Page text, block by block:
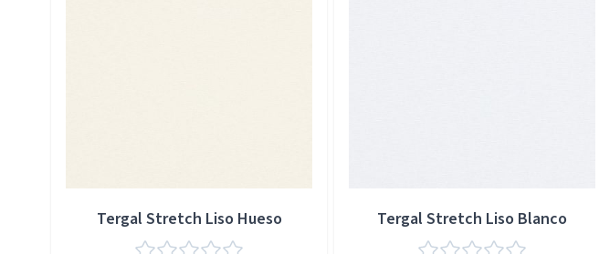
Tergal Stretch Liso Hueso Tergal Stretch Liso Blanco